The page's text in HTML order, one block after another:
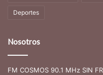
Deportes
Nosotros
FM COSMOS 90.1 MHz SIN